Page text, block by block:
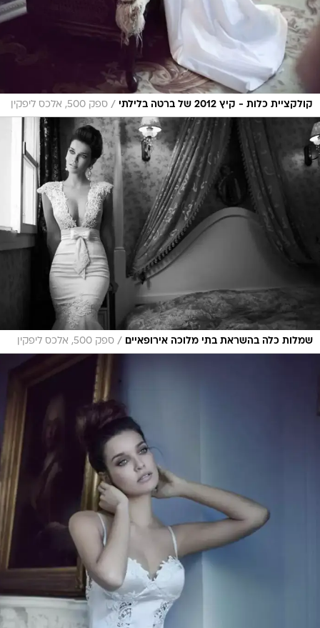
קולקציית כלות - קיץ 2012 של ברטה בלילתי / ספק 500, אלכס ליפקין
שמלות כלה בהשראת בתי מלוכה אירופאיים / ספק 500, אלכס ליפקין